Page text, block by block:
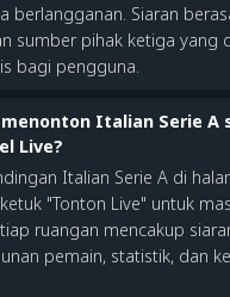
berlangganan. Siaran
sumber pihak ketiga yang
bagi pengguna.
Italian Serie A
Live?
Italian Serie A di
"Tonton Live" untuk
ruangan mencakup
pemain, statistik, dan